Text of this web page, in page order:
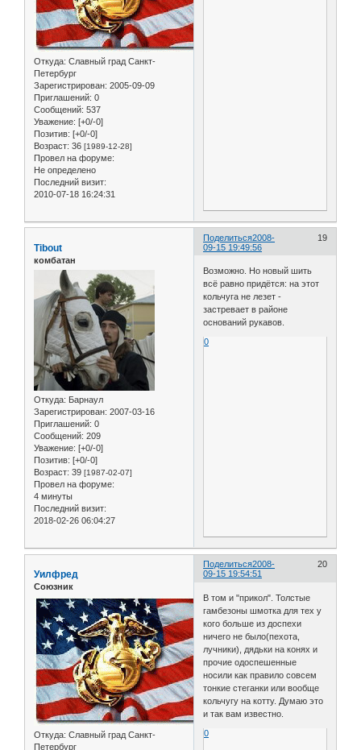
Откуда: Славный град Санкт-
Петербург
Зарегистрирован: 2005-09-09
Приглашений: 0
Сообщений: 537
Уважение: [+0/-0]
Позитив: [+0/-0]
Возраст: 36 [1989-12-28]
Провел на форуме:
Не определено
Последний визит:
2010-07-18 16:24:31
Поделиться 19
2008-
09-15 19:49:56
Tibout
комбатан
Откуда: Барнаул
Зарегистрирован: 2007-03-16
Приглашений: 0
Сообщений: 209
Уважение: [+0/-0]
Позитив: [+0/-0]
Возраст: 39 [1987-02-07]
Провел на форуме:
4 минуты
Последний визит:
2018-02-26 06:04:27
Возможно. Но новый шить
всё равно придётся: на этот
кольчуга не лезет -
застревает в районе
оснований рукавов.
0
Поделиться 20
2008-
09-15 19:54:51
Уилфред
Союзник
Откуда: Славный град Санкт-
Петербург
В том и "прикол". Толстые
гамбезоны шмотка для тех у
кого больше из доспехи
ничего не было(пехота,
лучники), дядьки на конях и
прочие одоспешенные
носили как правило совсем
тонкие стеганки или вообще
кольчугу на котту. Думаю это
и так вам известно.
0